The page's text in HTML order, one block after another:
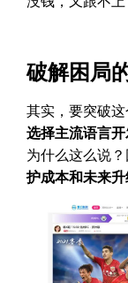
破解困局
其实，要突破这
选择主流语言开
为什么这么说？
护成本和未来